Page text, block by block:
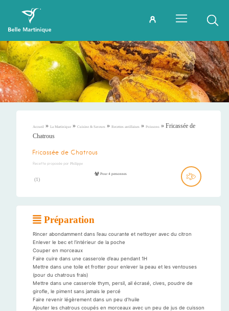
Accueil » La Martinique » Cuisine & Saveurs » Recettes antillaises » Poissons » Fricassée de
Chatrous
Fricassée de Chatrous
Recette proposée par Philippe
(1)
Pour 4 personnes
Préparation
Rincer abondamment dans l’eau courante et nettoyer avec du citron
Enlever le bec et l’intérieur de la poche
Couper en morceaux
Faire cuire dans une casserole d’eau pendant 1H
Mettre dans une toile et frotter pour enlever la peau et les ventouses
(pour du chatrous frais)
Mettre dans une casserole thym, persil, ail écrasé, cives, poudre de
girofle, le piment sans jamais le percé
Faire revenir légèrement dans un peu d’huile
Ajouter les chatrous coupés en morceaux avec un peu de jus de cuisson